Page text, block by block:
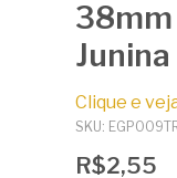
Junina
Clique e
SKU:
R$2,55